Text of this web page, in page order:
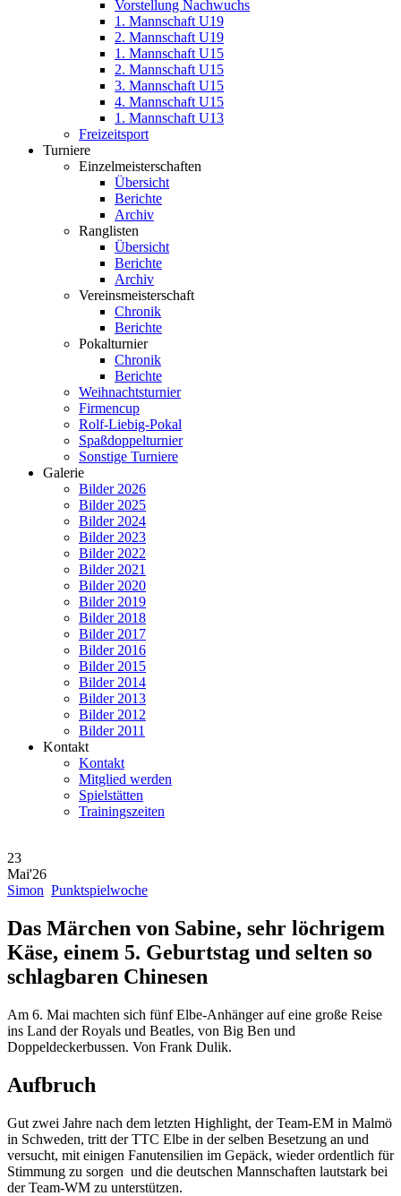
Vorstellung Nachwuchs
1. Mannschaft U19
2. Mannschaft U19
1. Mannschaft U15
2. Mannschaft U15
3. Mannschaft U15
4. Mannschaft U15
1. Mannschaft U13
Freizeitsport
Turniere
Einzelmeisterschaften
Übersicht
Berichte
Archiv
Ranglisten
Übersicht
Berichte
Archiv
Vereinsmeisterschaft
Chronik
Berichte
Pokalturnier
Chronik
Berichte
Weihnachtsturnier
Firmencup
Rolf-Liebig-Pokal
Spaßdoppelturnier
Sonstige Turniere
Galerie
Bilder 2026
Bilder 2025
Bilder 2024
Bilder 2023
Bilder 2022
Bilder 2021
Bilder 2020
Bilder 2019
Bilder 2018
Bilder 2017
Bilder 2016
Bilder 2015
Bilder 2014
Bilder 2013
Bilder 2012
Bilder 2011
Kontakt
Kontakt
Mitglied werden
Spielstätten
Trainingszeiten
23
Mai'26
Simon Punktspielwoche
Das Märchen von Sabine, sehr löchrigem
Käse, einem 5. Geburtstag und selten so
schlagbaren Chinesen
Am 6. Mai machten sich fünf Elbe-Anhänger auf eine große Reise
ins Land der Royals und Beatles, von Big Ben und
Doppeldeckerbussen. Von Frank Dulik.
Aufbruch
Gut zwei Jahre nach dem letzten Highlight, der Team-EM in Malmö
in Schweden, tritt der TTC Elbe in der selben Besetzung an und
versucht, mit einigen Fanutensilien im Gepäck, wieder ordentlich für
Stimmung zu sorgen und die deutschen Mannschaften lautstark bei
der Team-WM zu unterstützen.